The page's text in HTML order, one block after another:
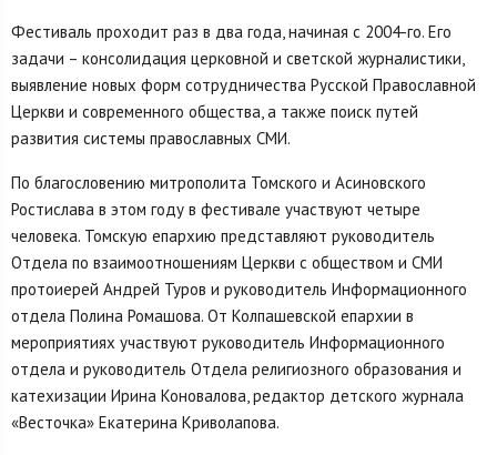
Фестиваль проходит раз в два года, начиная с 2004-го. Его
задачи – консолидация церковной и светской журналистики,
выявление новых форм сотрудничества Русской Православной
Церкви и современного общества, а также поиск путей
развития системы православных СМИ.
По благословению митрополита Томского и Асиновского
Ростислава в этом году в фестивале участвуют четыре
человека. Томскую епархию представляют руководитель
Отдела по взаимоотношениям Церкви с обществом и СМИ
протоиерей Андрей Туров и руководитель Информационного
отдела Полина Ромашова. От Колпашевской епархии в
мероприятиях участвуют руководитель Информационного
отдела и руководитель Отдела религиозного образования и
катехизации Ирина Коновалова, редактор детского журнала
«Весточка» Екатерина Криволапова.